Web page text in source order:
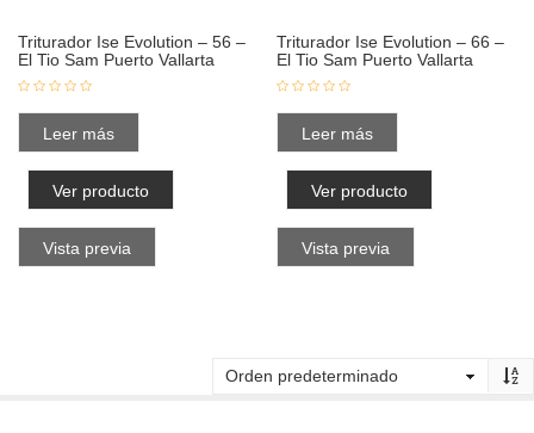
Triturador Ise Evolution – 56 –
El Tio Sam Puerto Vallarta
Leer más
Ver producto
Vista previa
Triturador Ise Evolution – 66 –
El Tio Sam Puerto Vallarta
Leer más
Ver producto
Vista previa